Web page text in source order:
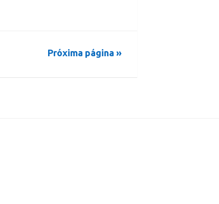
Próxima página »